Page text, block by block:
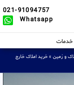
021-91094757
Whatsapp
خدمات
و زمین » خرید املاک خارج